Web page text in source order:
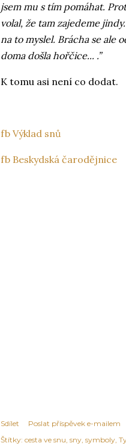
jsem mu s tím pomáhat.
volal, že tam zajedeme
na to myslel. Brácha se ale
doma došla hořčice... .”
K tomu asi není co dodat.
fb Výklad snů
fb Beskydská čarodějnice
Sdílet
Poslat příspěvek e-mailem
Štítky: cesta ve snu sny symboly